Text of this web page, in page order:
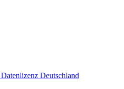
Deutschland